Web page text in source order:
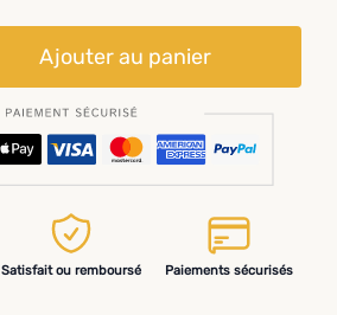
Ajouter au panier
Satisfait ou remboursé Paiements sécurisés